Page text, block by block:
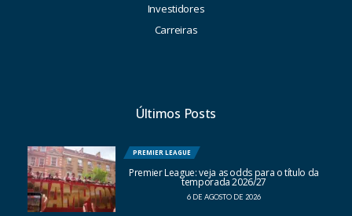
Investidores
Carreiras
Últimos Posts
PREMIER LEAGUE
Premier League: veja as odds para o título da
temporada 2026/27
6 DE AGOSTO DE 2026